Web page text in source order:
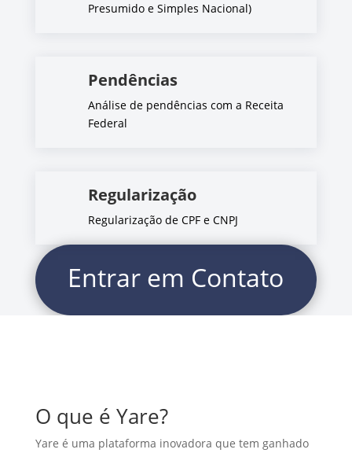
Presumido e Simples Nacional)
Pendências
Análise de pendências com a Receita
Federal
Regularização
Regularização de CPF e CNPJ
Entrar em Contato
O que é Yare?
Yare é uma plataforma inovadora que tem ganhado